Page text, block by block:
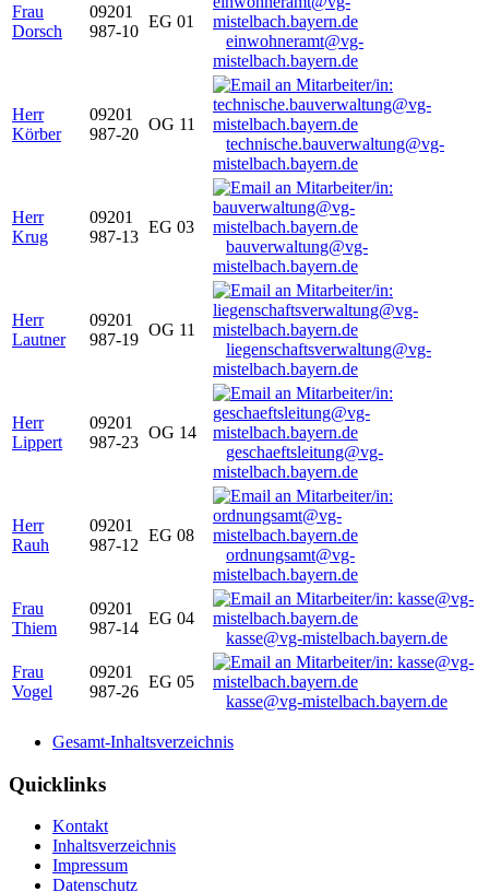
Frau
Dorsch
09201
987-10
EG 01
einwohneramt@vg-
mistelbach.bayern.de
Herr
Körber
09201
987-20
OG 11
technische.bauverwaltung@vg-
mistelbach.bayern.de
Herr
Krug
09201
987-13
EG 03
bauverwaltung@vg-
mistelbach.bayern.de
Herr
Lautner
09201
987-19
OG 11
liegenschaftsverwaltung@vg-
mistelbach.bayern.de
Herr
Lippert
09201
987-23
OG 14
geschaeftsleitung@vg-
mistelbach.bayern.de
Herr
Rauh
09201
987-12
EG 08
ordnungsamt@vg-
mistelbach.bayern.de
Frau
Thiem
09201
987-14
EG 04
kasse@vg-mistelbach.bayern.de
Frau
Vogel
09201
987-26
EG 05
kasse@vg-mistelbach.bayern.de
Gesamt-Inhaltsverzeichnis
Quicklinks
Kontakt
Inhaltsverzeichnis
Impressum
Datenschutz